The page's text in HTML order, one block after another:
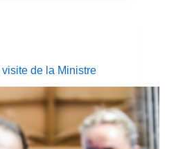
de la Ministre